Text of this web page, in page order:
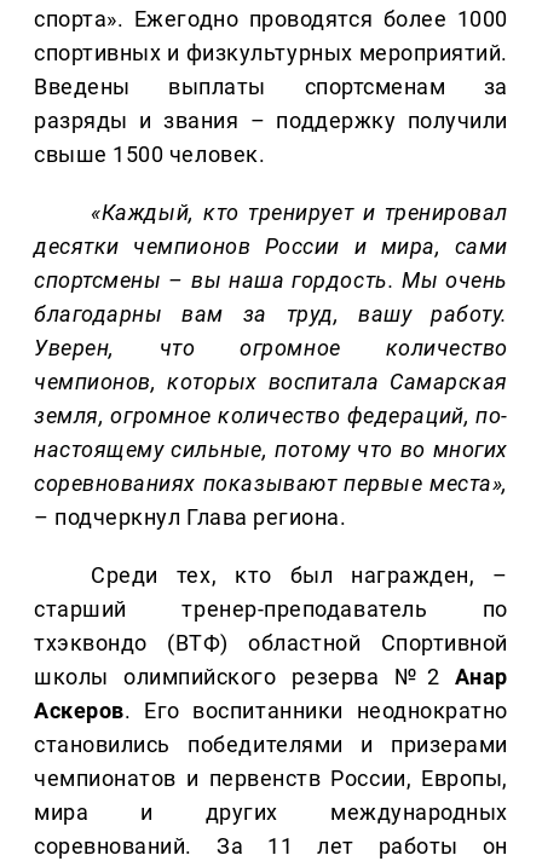
спорта». Ежегодно проводятся более 1000
спортивных и физкультурных мероприятий.
Введены выплаты спортсменам за
разряды и звания – поддержку получили
свыше 1500 человек.
«Каждый, кто тренирует и тренировал
десятки чемпионов России и мира, сами
спортсмены – вы наша гордость. Мы очень
благодарны вам за труд, вашу работу.
Уверен, что огромное количество
чемпионов, которых воспитала Самарская
земля, огромное количество федераций, по-
настоящему сильные, потому что во многих
соревнованиях показывают первые места»,
– подчеркнул Глава региона.
Среди тех, кто был награжден, –
старший тренер-преподаватель по
тхэквондо (ВТФ) областной Спортивной
школы олимпийского резерва №2 Анар
Аскеров. Его воспитанники неоднократно
становились победителями и призерами
чемпионатов и первенств России, Европы,
мира и других международных
соревнований. За 11 лет работы он